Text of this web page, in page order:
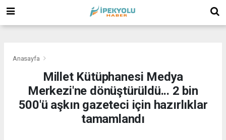
Anasayfa
Millet Kütüphanesi Medya
Merkezi'ne dönüştürüldü... 2 bin
500'ü aşkın gazeteci için hazırlıklar
tamamlandı